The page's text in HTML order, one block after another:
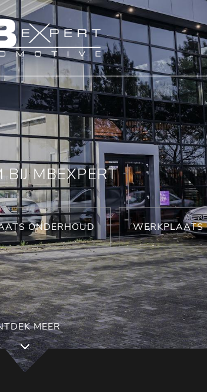
BIJ MBEXPERT
ONDERHOUD WERKPLAATS
MEER